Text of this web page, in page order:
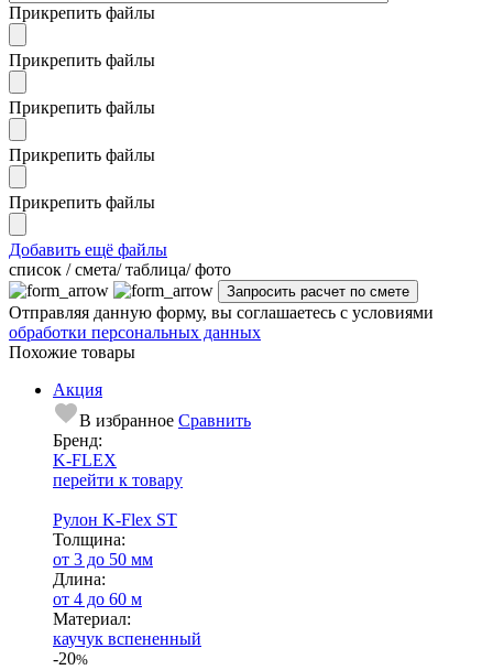
Прикрепить файлы
Прикрепить файлы
Прикрепить файлы
Прикрепить файлы
Прикрепить файлы
Добавить ещё файлы
cписок / смета/ таблица/ фото
Отправляя данную форму, вы соглашаетесь с условиями
обработки персональных данных
Похожие товары
Акция
В избранное Сравнить
Бренд:
K-FLEX
перейти к товару
Рулон K-Flex ST
Тол­щи­на:
от 3 до 50 мм
Длина:
от 4 до 60 м
Ма­­те­­ри­­ал:
каучук вспененный
-20%